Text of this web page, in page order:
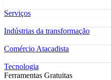
Serviços
Indústrias da transformação
Comércio Atacadista
Tecnologia
Ferramentas Gratuitas